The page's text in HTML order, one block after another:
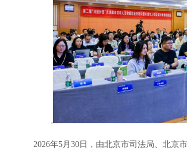
2026年5月30日，由北京市司法局、北京